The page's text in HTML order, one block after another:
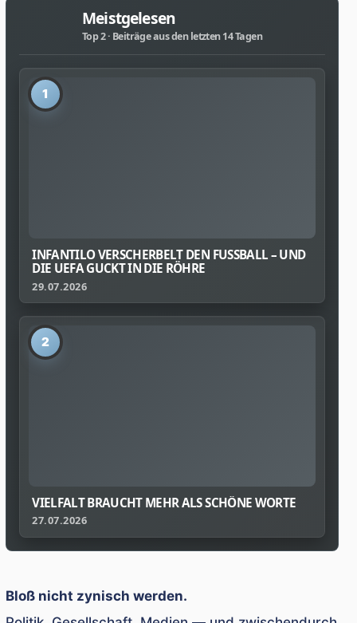
Meistgelesen
Top 2 · Beiträge aus den letzten 14 Tagen
1
INFANTILO VERSCHERBELT DEN FUSSBALL – UND D
IE UEFA GUCKT IN DIE RÖHRE
29.07.2026
2
VIELFALT BRAUCHT MEHR ALS SCHÖNE WORTE
27.07.2026
Bloß nicht zynisch werden.